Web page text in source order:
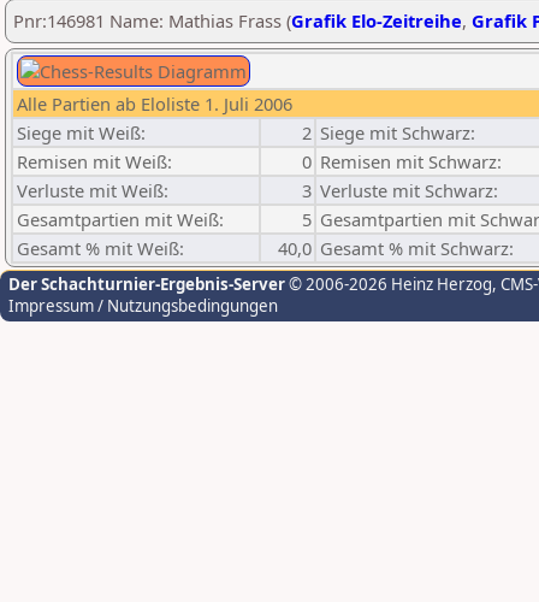
Pnr:146981 Name: Mathias Frass (Grafik Elo-Zeitreihe, Grafik
Alle Partien ab Eloliste 1. Juli 2006
Siege mit Weiß:
2 Siege mit Schwarz:
Remisen mit Weiß:
0 Remisen mit Schwarz:
Verluste mit Weiß:
3 Verluste mit Schwarz:
Gesamtpartien mit Weiß:
5 Gesamtpartien mit
Gesamt % mit Weiß:
40,0 Gesamt % mit Schwarz:
Der Schachturnier-Ergebnis-Server© 2006-2026 Heinz Herzog,
Impressum / Nutzungsbedingungen